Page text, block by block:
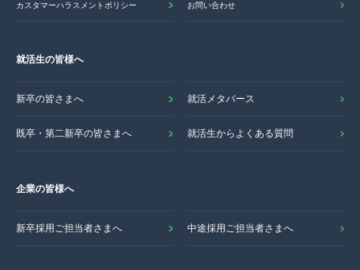
カスタマーハラスメントポリシー お問い合わせ
就活生の皆様へ
新卒の皆さまへ 就活メタバース
既卒・第二新卒の皆さまへ 就活生からよくある質問
企業の皆様へ
新卒採用ご担当者さまへ 中途採用ご担当者さまへ